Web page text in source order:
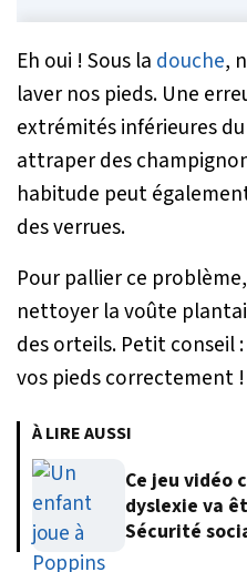
Eh oui ! Sous la douche,
laver nos pieds. Une
extrémités inférieures
attraper des
habitude peut
des verrues.
Pour pallier ce
nettoyer la voûte
des orteils. Petit conseil
vos pieds correctement !
À LIRE AUSSI
Ce jeu vidéo
dyslexie va
Sécurité